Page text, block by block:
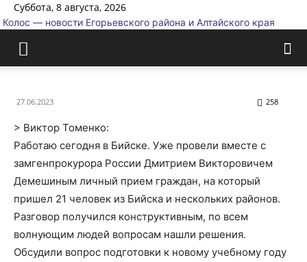
Суббота, 8 августа, 2026
Колос — новости Егорьевского района и Алтайского края
27.06.2023 258
> Виктор Томенко:
Работаю сегодня в Бийске. Уже провели вместе с
замгенпрокурора России Дмитрием Викторовичем
Демешиным личный прием граждан, на который
пришел 21 человек из Бийска и нескольких районов.
Разговор получился конструктивным, по всем
волнующим людей вопросам нашли решения.
Обсудили вопрос подготовки к новому учебному году